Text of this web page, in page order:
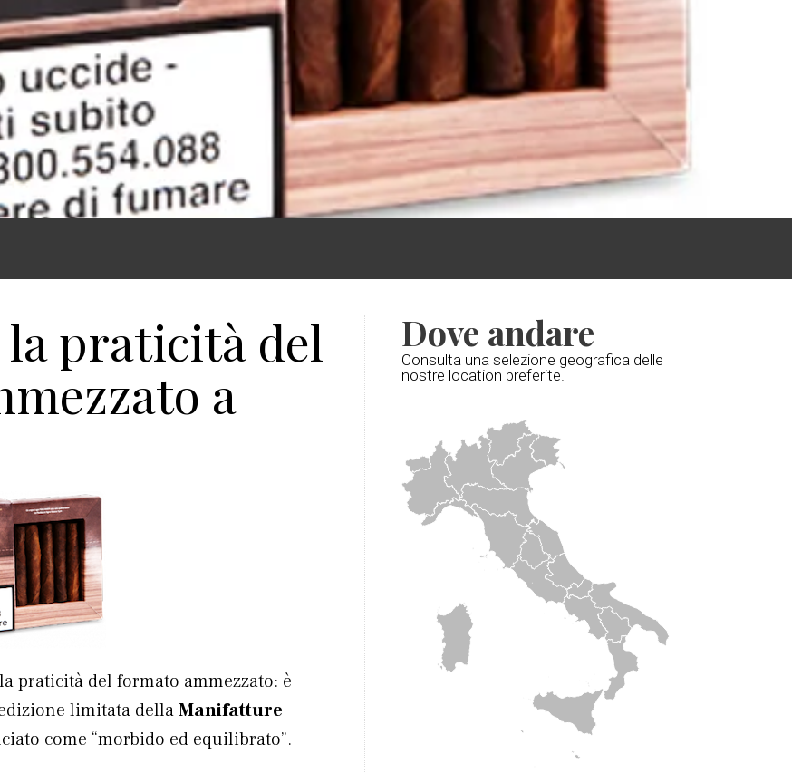
la praticità del
a
praticità del formato ammezzato: è
limitata dellaManifatture
come “morbido ed equilibrato”.
Dove andare
Consulta una selezione geografica delle
nostre location preferite.